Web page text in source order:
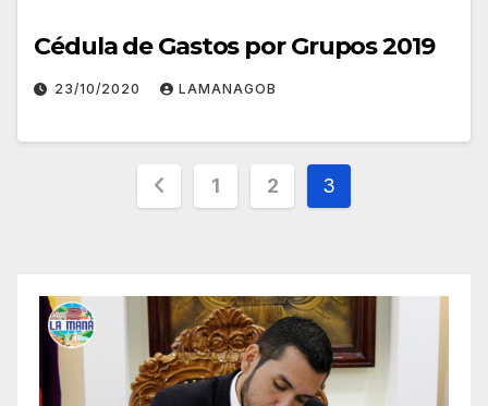
Cédula de Gastos por Grupos 2019
23/10/2020 LAMANAGOB
1 2 3